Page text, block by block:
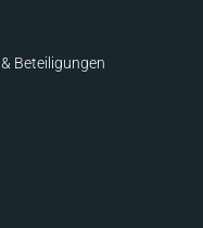
Beteiligungen